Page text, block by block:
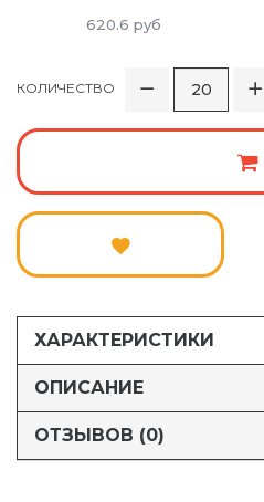
620.6 руб
КОЛИЧЕСТВО
ХАРАКТЕРИСТИКИ
ОПИСАНИЕ
ОТЗЫВОВ (0)